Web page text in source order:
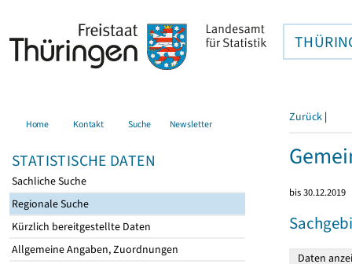
Home Kontakt Suche Newsletter
STATISTISCHE DATEN
Sachliche Suche
Regionale Suche
Kürzlich bereitgestellte Daten
Allgemeine Angaben, Zuordnungen
Zurück |
bis 30.12.2019